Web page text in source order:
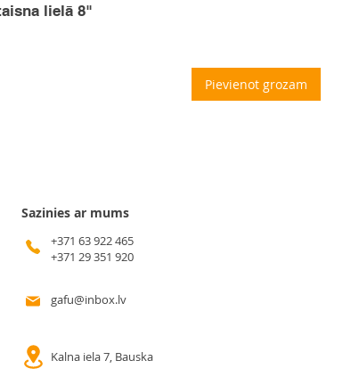
lielā 8"
Pievienot grozam
Sazinies ar mums
+371 63 922 465
+371 29 351 920
gafu@inbox.lv
Kalna iela 7, Bauska